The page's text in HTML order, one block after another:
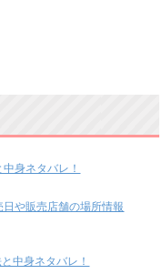
身ネタバレ！
や販売店舗の場所情報
中身ネタバレ！